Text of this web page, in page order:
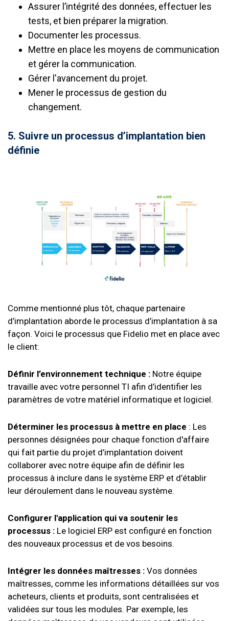
Assurer l’intégrité des données, effectuer les
tests, et bien préparer la migration.
Documenter les processus.
Mettre en place les moyens de communication
et gérer la communication.
Gérer l'avancement du projet.
Mener le processus de gestion du
changement.
5. Suivre un processus d’implantation bien
définie
Comme mentionné plus tôt, chaque partenaire
d’implantation aborde le processus d’implantation à sa
façon. Voici le processus que Fidelio met en place avec
le client:
Définir l’environnement technique : Notre équipe
travaille avec votre personnel TI afin d’identifier les
paramètres de votre matériel informatique et logiciel.
Déterminer les processus à mettre en place : Les
personnes désignées pour chaque fonction d'affaire
qui fait partie du projet d’implantation doivent
collaborer avec notre équipe afin de définir les
processus à inclure dans le système ERP et d’établir
leur déroulement dans le nouveau système.
Configurer l'application qui va soutenir les
processus : Le logiciel ERP est configuré en fonction
des nouveaux processus et de vos besoins.
Intégrer les données maîtresses : Vos données
maîtresses, comme les informations détaillées sur vos
acheteurs, clients et produits, sont centralisées et
validées sur tous les modules. Par exemple, les